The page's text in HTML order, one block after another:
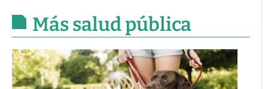
Más salud pública